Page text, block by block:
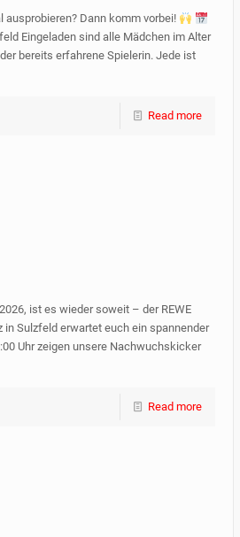
Dann komm vorbei!
Eingeladen sind alle Mädchen im Alter
bereits erfahrene Spielerin. Jede ist
Read more
ist es wieder soweit – der REWE
in Sulzfeld erwartet euch ein spannender
Uhr zeigen unsere Nachwuchskicker
Read more